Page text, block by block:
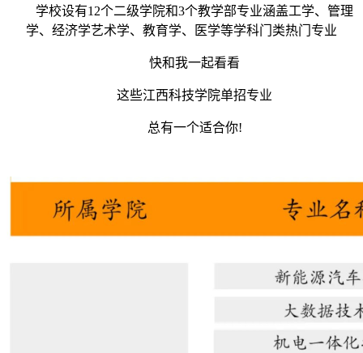
学校设有12个二级学院和3个教学部专业涵盖工学、管理
学、经济学艺术学、教育学、医学等学科门类热门专业
快和我一起看看
这些江西科技学院单招专业
总有一个适合你!